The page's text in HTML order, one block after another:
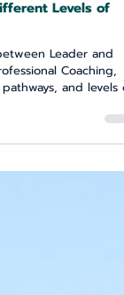
Pathways:
Levels of
Leader and
Coaching,
หว่างผู้นำและผู้จัดการใน
พ ทั้งด้านวัตถุประสงค์ เ